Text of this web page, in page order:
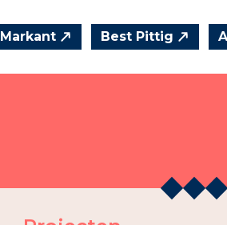
Markant Best Pittig